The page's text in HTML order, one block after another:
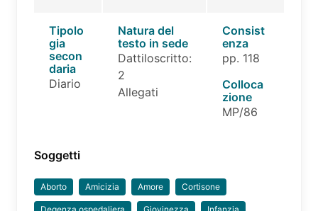
Tipolo
gia
secon
daria
Diario
Natura del
testo in sede
Dattiloscritto:
2
Allegati
Consist
enza
pp. 118
Colloca
zione
MP/86
Soggetti
Aborto Amicizia Amore Cortisone